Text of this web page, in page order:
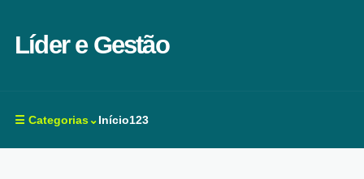
Líder e Gestão
☰ Categorias⌄Início123